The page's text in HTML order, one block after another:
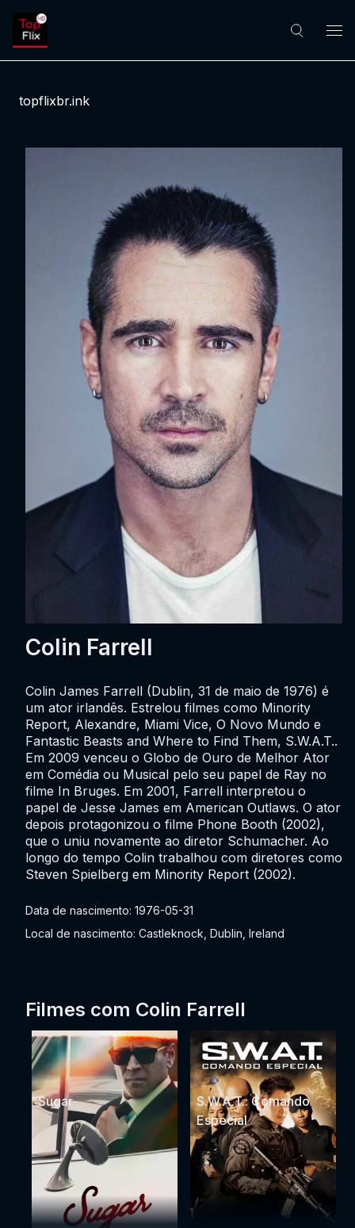
topflixbr.ink
Colin Farrell
Data de nascimento: 1976-05-31
Local de nascimento: Castleknock, Dublin, Ireland
Colin James Farrell (Dublin, 31 de maio de 1976) é
um ator irlandês. Estrelou filmes como Minority
Report, Alexandre, Miami Vice, O Novo Mundo e
Fantastic Beasts and Where to Find Them, S.W.A.T..
Em 2009 venceu o Globo de Ouro de Melhor Ator
em Comédia ou Musical pelo seu papel de Ray no
filme In Bruges. Em 2001, Farrell interpretou o
papel de Jesse James em American Outlaws. O ator
depois protagonizou o filme Phone Booth (2002),
que o uniu novamente ao diretor Schumacher. Ao
longo do tempo Colin trabalhou com diretores como
Steven Spielberg em Minority Report (2002).
Filmes com Colin Farrell
Sugar
S.W.A.T.: Comando
Especial